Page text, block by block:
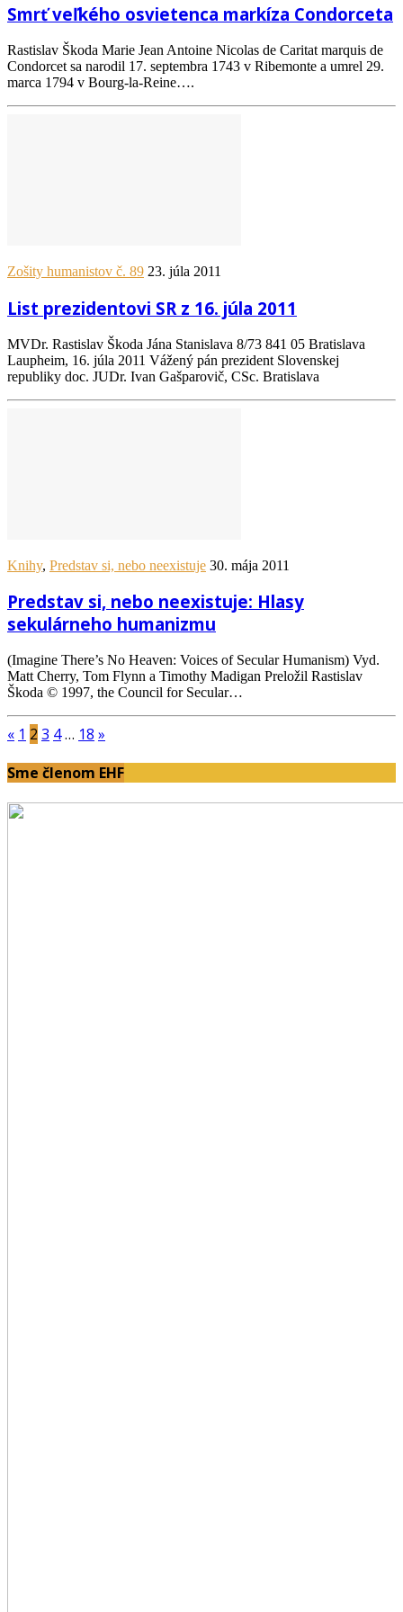
Smrť veľkého osvietenca markíza Condorceta
Rastislav Škoda Marie Jean Antoine Nicolas de Caritat marquis de
Condorcet sa narodil 17. septembra 1743 v Ribemonte a umrel 29.
marca 1794 v Bourg-la-Reine….
Zošity humanistov č. 89 23. júla 2011
List prezidentovi SR z 16. júla 2011
MVDr. Rastislav Škoda Jána Stanislava 8/73 841 05 Bratislava
Laupheim, 16. júla 2011 Vážený pán prezident Slovenskej
republiky doc. JUDr. Ivan Gašparovič, CSc. Bratislava
Knihy, Predstav si, nebo neexistuje 30. mája 2011
Predstav si, nebo neexistuje: Hlasy
sekulárneho humanizmu
(Imagine There’s No Heaven: Voices of Secular Humanism) Vyd.
Matt Cherry, Tom Flynn a Timothy Madigan Preložil Rastislav
Škoda © 1997, the Council for Secular…
« 1 2 3 4… 18 »
Sme členom EHF